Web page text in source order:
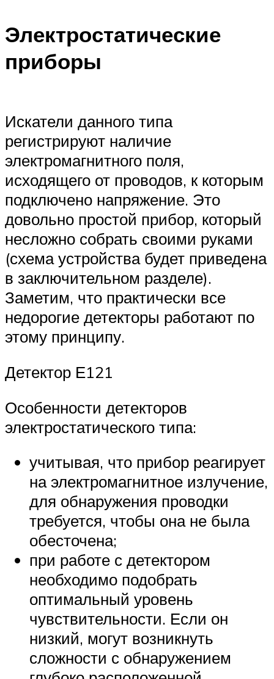
Электростатические
приборы
Искатели данного типа
регистрируют наличие
электромагнитного поля,
исходящего от проводов, к которым
подключено напряжение. Это
довольно простой прибор, который
несложно собрать своими руками
(схема устройства будет приведена
в заключительном разделе).
Заметим, что практически все
недорогие детекторы работают по
этому принципу.
Детектор Е121
Особенности детекторов
электростатического типа:
учитывая, что прибор реагирует
на электромагнитное излучение,
для обнаружения проводки
требуется, чтобы она не была
обесточена;
при работе с детектором
необходимо подобрать
оптимальный уровень
чувствительности. Если он
низкий, могут возникнуть
сложности с обнаружением